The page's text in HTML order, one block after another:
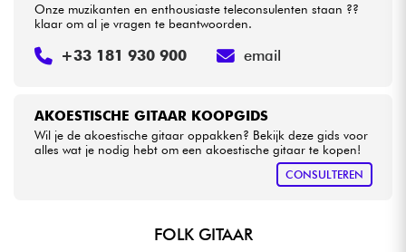
AKOESTISCHE GITAAR KOOPGIDS
Wil je de akoestische gitaar oppakken? Bekijk deze gids voor
alles wat je nodig hebt om een akoestische gitaar te kopen!
CONSULTEREN
Onze muzikanten en enthousiaste teleconsulenten staan ??
klaar om al je vragen te beantwoorden.
+33 181 930 900 email
FOLK GITAAR